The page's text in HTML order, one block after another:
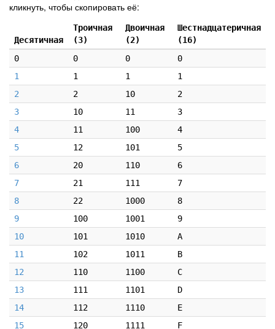
кликнуть, чтобы скопировать её:
Десятичная
Троичная
(3)
Двоичная
(2)
Шестнадцатеричная
(16)
0
0 0
0
1
1 1
1
2
2 10
2
3
10 11
3
4
11 100
4
5
12 101
5
6
20 110
6
7
21 111
7
8
22 1000
8
9
100 1001
9
10
101 1010
A
11
102 1011
B
12
110 1100
C
13
111 1101
D
14
112 1110
E
15
120 1111
F